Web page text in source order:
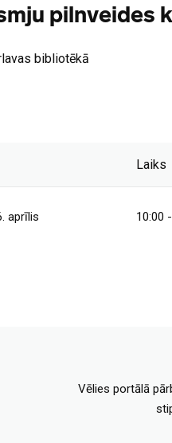
pilnveides
bibliotēkā
Laiks
aprīlis 10:00
Vēlies portālā